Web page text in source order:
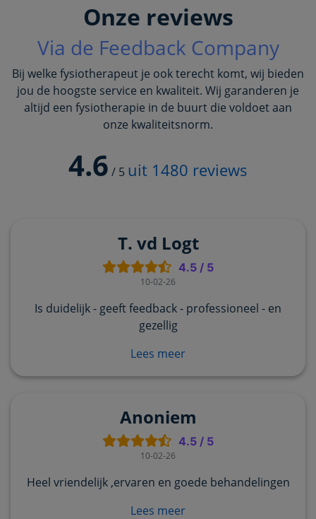
Onze reviews
Via de Feedback Company
Bij welke fysiotherapeut je ook terecht komt, wij bieden
jou de hoogste service en kwaliteit. Wij garanderen je
altijd een fysiotherapie in de buurt die voldoet aan
onze kwaliteitsnorm.
4.6 / 5 uit 1480 reviews
T. vd Logt
4.5/ 5
10-02-26
Is duidelijk - geeft feedback - professioneel - en
gezellig
Lees meer
Anoniem
4.5/ 5
10-02-26
Heel vriendelijk ,ervaren en goede behandelingen
Lees meer